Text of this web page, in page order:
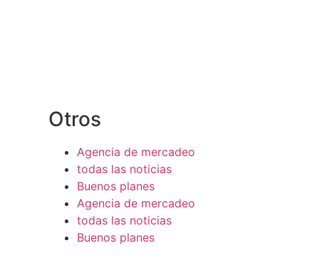
Otros
Agencia de mercadeo
todas las noticias
Buenos planes
Agencia de mercadeo
todas las noticias
Buenos planes